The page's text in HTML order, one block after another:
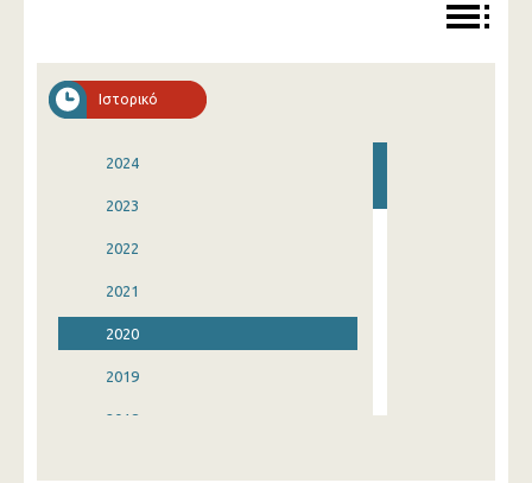
Ιστορικό
2024
2023
2022
2021
2020
2019
2018